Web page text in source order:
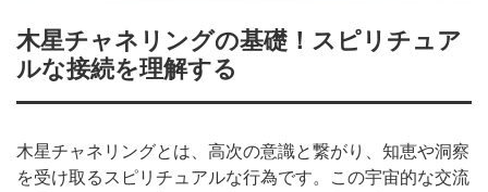
木星チャネリングの基礎！スピリチュア
ルな接続を理解する
木星チャネリングとは、高次の意識と繋がり、知恵や洞察
を受け取るスピリチュアルな行為です。この宇宙的な交流